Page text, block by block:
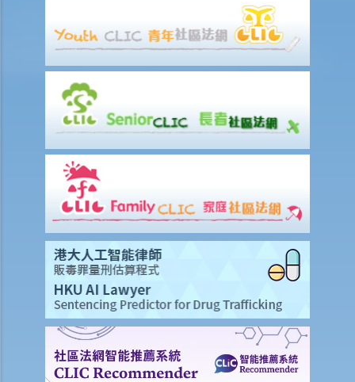
6. 收费、佣金及费用
7. 偿还贷款
8. 违约—贷款人何时可以终止贷款协议，并要求还款及收取所有其他应
2. 透支
A. 发卡机构、持卡人及商户之间的关系
B. 信贷额度
C. 利息、财务费用和其他费用及收费
E. 未经授权的交易
F. 退款保障
G. 针对发卡银行的投诉
财务中介
1. 甚么是财务中介？